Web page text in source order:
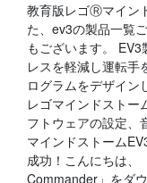
教育版レゴⓇマイン
た、ev3の製品一覧
もございます。
レスを軽減し運転手
ログラムをデザイン
レゴマインドストー
フトウェアの設定、
マインドストーム
成功！こんにちは
Commander」をダ